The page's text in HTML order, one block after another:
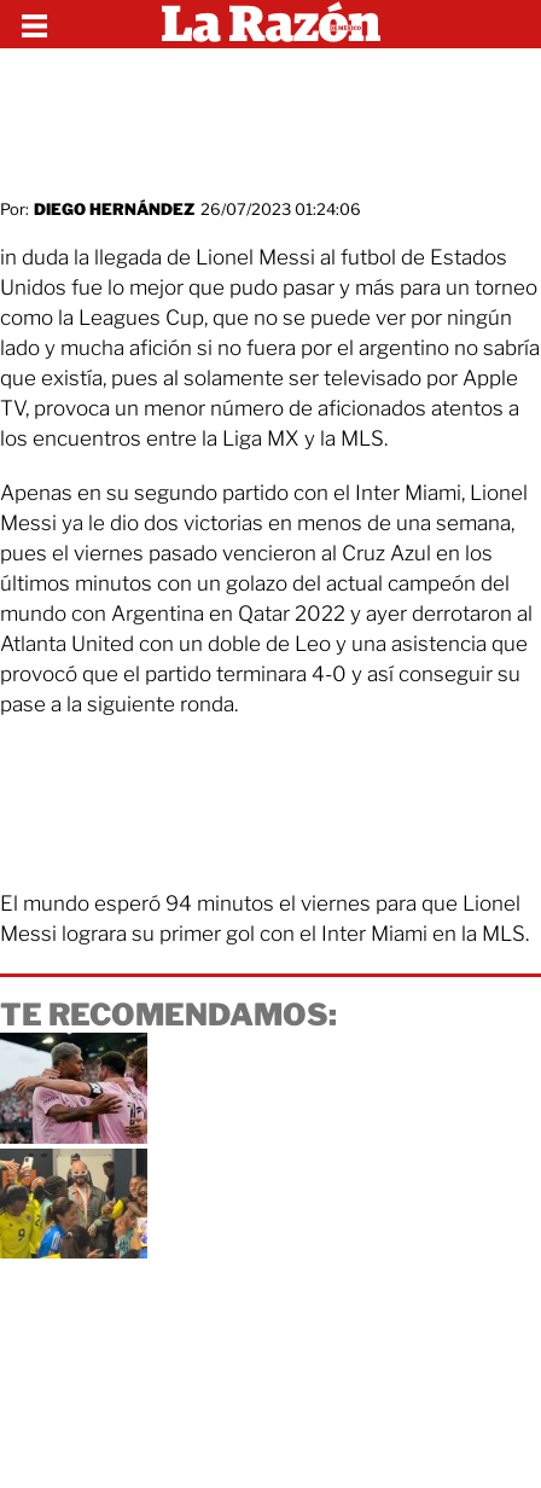
Por: DIEGO HERNÁNDEZ 26/07/2023 01:24:06
in duda la llegada de Lionel Messi al futbol de Estados
Unidos fue lo mejor que pudo pasar y más para un torneo
como la Leagues Cup, que no se puede ver por ningún
lado y mucha afición si no fuera por el argentino no sabría
que existía, pues al solamente ser televisado por Apple
TV, provoca un menor número de aficionados atentos a
los encuentros entre la Liga MX y la MLS.
Apenas en su segundo partido con el Inter Miami, Lionel
Messi ya le dio dos victorias en menos de una semana,
pues el viernes pasado vencieron al Cruz Azul en los
últimos minutos con un golazo del actual campeón del
mundo con Argentina en Qatar 2022 y ayer derrotaron al
Atlanta United con un doble de Leo y una asistencia que
provocó que el partido terminara 4-0 y así conseguir su
pase a la siguiente ronda.
El mundo esperó 94 minutos el viernes para que Lionel
Messi lograra su primer gol con el Inter Miami en la MLS.
TE RECOMENDAMOS: